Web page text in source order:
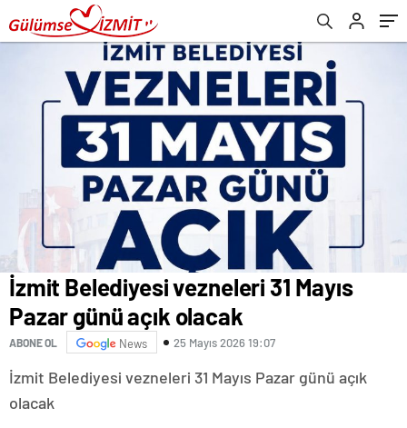
İzmit Belediyesi vezneleri 31 Mayıs
Pazar günü açık olacak
ABONE OL News 25 Mayıs 2026 19:07
İzmit Belediyesi vezneleri 31 Mayıs Pazar günü açık
olacak